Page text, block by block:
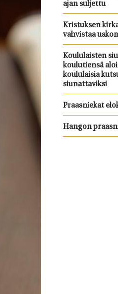
ajan suljettu
Kristuksen
vahvistaa
Koululaisten
koulutiensä
koululaisia
siunattaviksi
Praasniekat
Hangon